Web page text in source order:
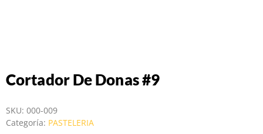
Cortador De Donas #9
SKU: 000-009
Categoría: PASTELERIA